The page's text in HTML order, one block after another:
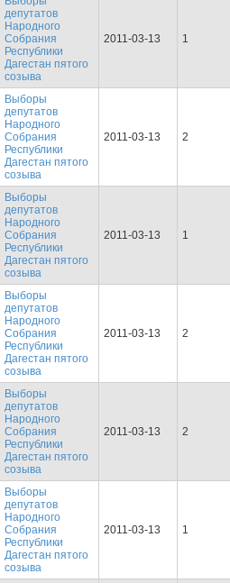
депутатов
Народного
Собрания
Республики
Дагестан пятого
созыва
2011-03-13 1
Выборы
депутатов
Народного
Собрания
Республики
Дагестан пятого
созыва
2011-03-13 2
Выборы
депутатов
Народного
Собрания
Республики
Дагестан пятого
созыва
2011-03-13 1
Выборы
депутатов
Народного
Собрания
Республики
Дагестан пятого
созыва
2011-03-13 2
Выборы
депутатов
Народного
Собрания
Республики
Дагестан пятого
созыва
2011-03-13 2
Выборы
депутатов
Народного
Собрания
Республики
Дагестан пятого
созыва
2011-03-13 1